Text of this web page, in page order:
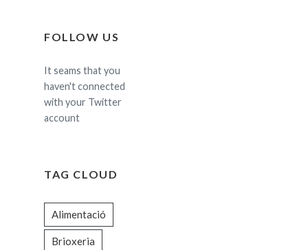
FOLLOW US
It seams that you
haven't connected
with your Twitter
account
TAG CLOUD
Alimentació
Brioxeria